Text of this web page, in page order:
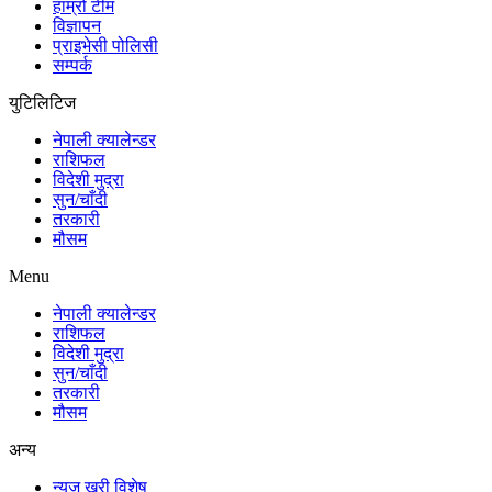
हाम्रो टीम
विज्ञापन
प्राइभेसी पोलिसी
सम्पर्क
युटिलिटिज
नेपाली क्यालेन्डर
राशिफल
विदेशी मुद्रा
सुन/चाँदी
तरकारी
मौसम
Menu
नेपाली क्यालेन्डर
राशिफल
विदेशी मुद्रा
सुन/चाँदी
तरकारी
मौसम
अन्य
न्यूज खरी विशेष